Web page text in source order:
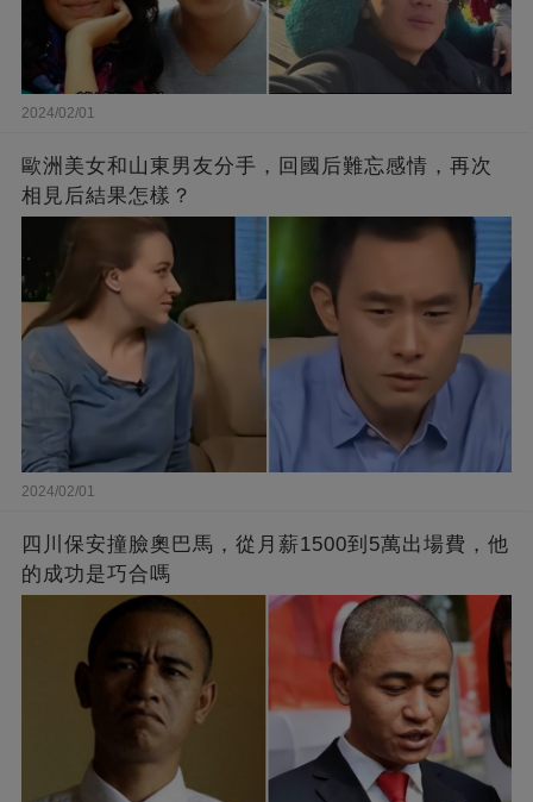
2024/02/01
歐洲美女和山東男友分手，回國后難忘感情，再次
相見后結果怎樣？
2024/02/01
四川保安撞臉奧巴馬，從月薪1500到5萬出場費，他
的成功是巧合嗎